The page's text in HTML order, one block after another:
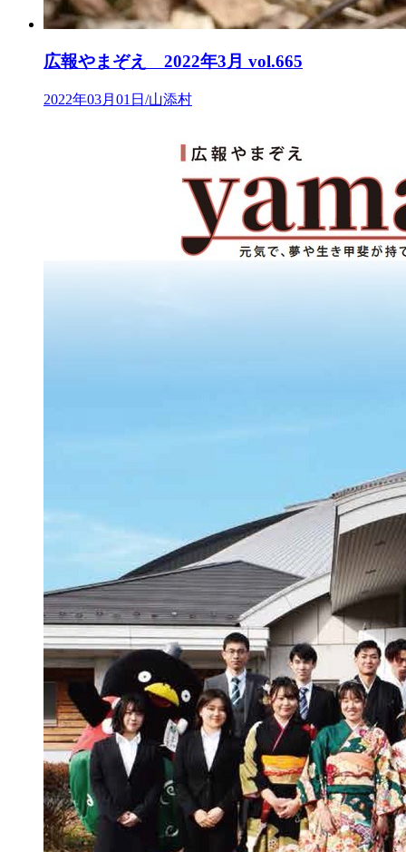
広報やまぞえ 2022年3月 vol.665
2022年03月01日/山添村